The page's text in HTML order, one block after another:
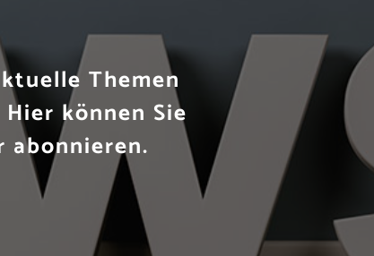
Themen
können Sie
abonnieren.